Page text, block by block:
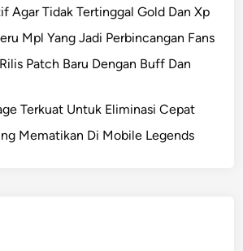
Agar Tidak Tertinggal Gold Dan Xp
Mpl Yang Jadi Perbincangan Fans
Patch Baru Dengan Buff Dan
Terkuat Untuk Eliminasi Cepat
Mematikan Di Mobile Legends